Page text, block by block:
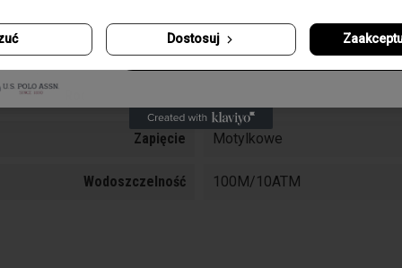
Funkcje Datownik, Sekundnik,
Zapięcie Motylkowe
Wodoszczelność 100M/10ATM
Dostosuj Odbierz swój